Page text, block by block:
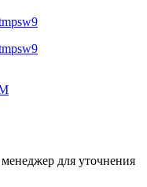
для уточнения